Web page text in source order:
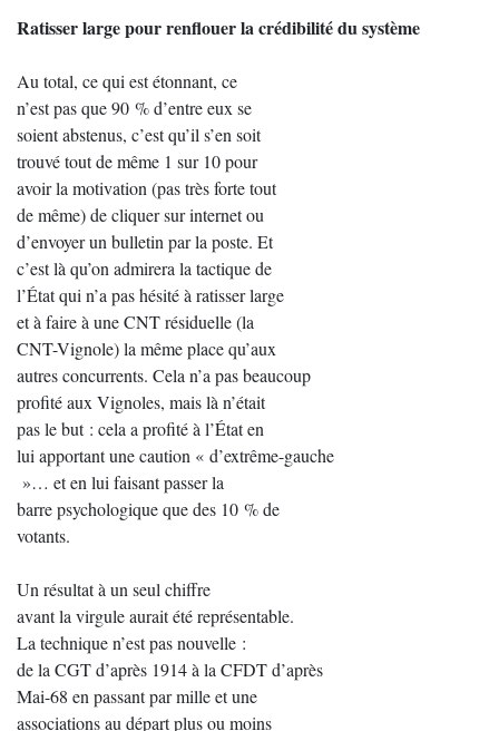
Ratisser large pour renflouer la crédibilité du système
Au total, ce qui est étonnant, ce
n’est pas que 90 % d’entre eux se
soient abstenus, c’est qu’il s’en soit
trouvé tout de même 1 sur 10 pour
avoir la motivation (pas très forte tout
de même) de cliquer sur internet ou
d’envoyer un bulletin par la poste. Et
c’est là qu’on admirera la tactique de
l’État qui n’a pas hésité à ratisser large
et à faire à une CNT résiduelle (la
CNT-Vignole) la même place qu’aux
autres concurrents. Cela n’a pas beaucoup
profité aux Vignoles, mais là n’était
pas le but : cela a profité à l’État en
lui apportant une caution « d’extrême-gauche
»… et en lui faisant passer la
barre psychologique que des 10 % de
votants.
Un résultat à un seul chiffre
avant la virgule aurait été représentable.
La technique n’est pas nouvelle :
de la CGT d’après 1914 à la CFDT d’après
Mai-68 en passant par mille et une
associations au départ plus ou moins